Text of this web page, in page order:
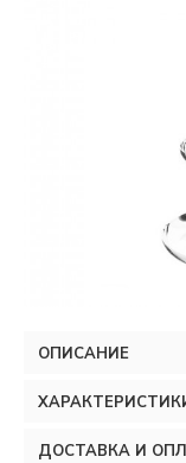
ОПИСАНИЕ
ДОСТАВКА И